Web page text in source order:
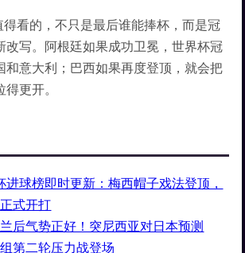
看的，不只是最后谁能捧杯，而是冠
改写。阿根廷如果成功卫冕，世界杯冠
和意大利；巴西如果再度登顶，就会把
更开。
球榜即时更新：梅西帽子戏法登顶，
式开打
后气势正好！突尼西亚对日本预测
第二轮压力战登场